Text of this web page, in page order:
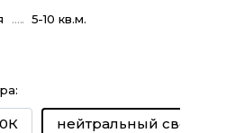
5-10 кв.м.
:
нейтральный свет